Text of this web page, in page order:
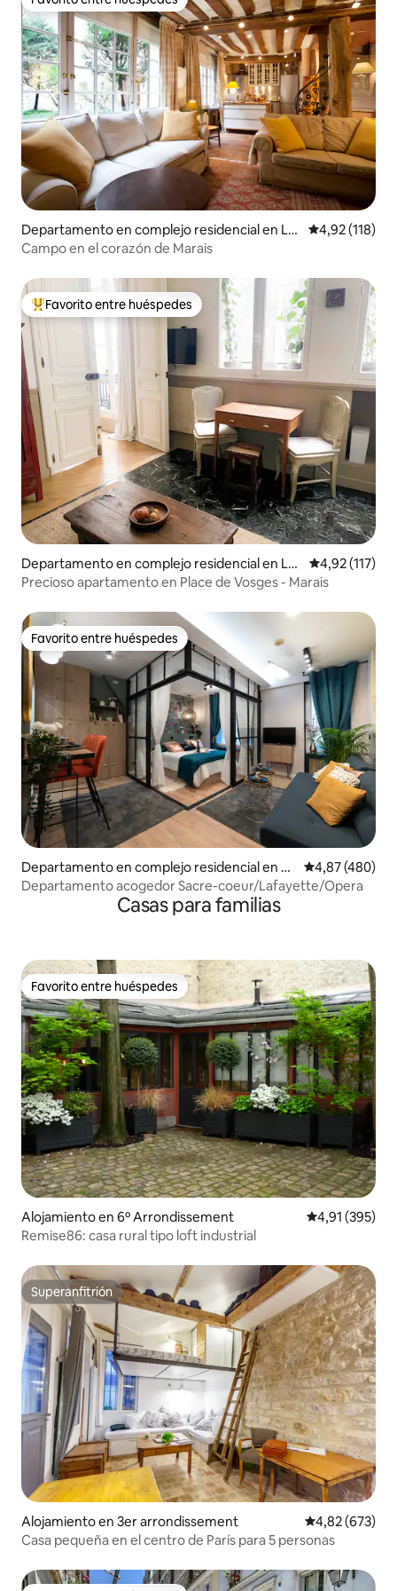
Favorito entre huéspedes
Departamento en complejo residencial en Le
Marais
Calificación
4,92 (118)
Campo en el corazón de Marais
Favorito entre los huéspedes más destacados
Favorito entre huéspedes
Departamento en complejo residencial en Le
Marais
Calificación
4,92 (117)
Precioso apartamento en Place de Vosges - Marais
Favorito entre huéspedes
Favorito entre huéspedes
Departamento en complejo residencial en 9º
Arrondissement
Calificación
4,87 (480)
Departamento acogedor Sacre-coeur/Lafayette/Opera
Casas para familias
Favorito entre huéspedes
Favorito entre huéspedes
Alojamiento en 6º Arrondissement Calificación
4,91 (395)
Remise86: casa rural tipo loft industrial
Superanfitrión
Superanfitrión
Alojamiento en 3er arrondissement Calificación
4,82 (673)
Casa pequeña en el centro de París para 5 personas